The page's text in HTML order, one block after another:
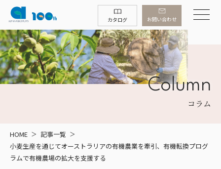
カタログ お問い合わせ
Column
コラム
HOME
記事一覧
小麦生産を通じてオーストラリアの有機農業を牽引、有機転換プログ
ラムで有機農場の拡大を支援する